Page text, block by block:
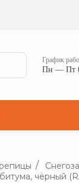
График
Пн — Пт
чёрный